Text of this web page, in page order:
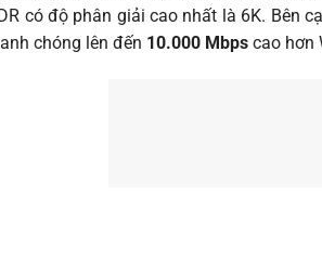
có độ phân giải cao nhất là 6K. Bên
chóng lên đến 10.000 Mbps cao hơn